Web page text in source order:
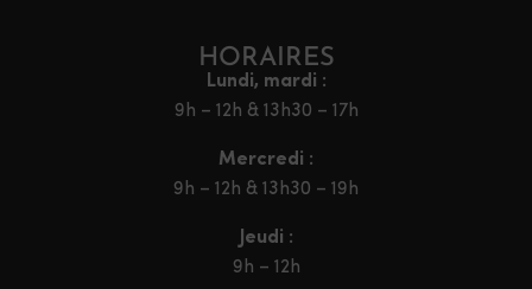
HORAIRES
Lundi, mardi :
9h – 12h & 13h30 – 17h
Mercredi :
9h – 12h & 13h30 – 19h
Jeudi :
9h – 12h